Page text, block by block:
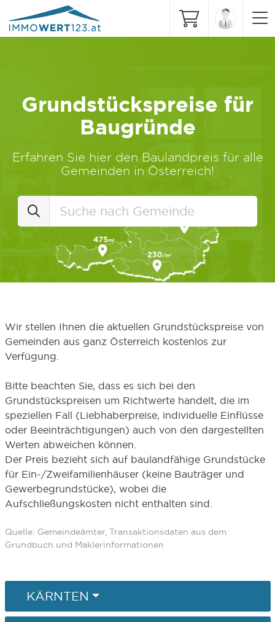
Grundstückspreise für
Baugründe
Erfahren Sie hier den Baulandpreis für alle
Gemeinden in Österreich!
Wir stellen Ihnen die aktuellen Grundstückspreise von
Gemeinden aus ganz Österreich kostenlos zur
Verfügung.
Bitte beachten Sie, dass es sich bei den
Grundstückspreisen um Richtwerte handelt, die im
speziellen Fall (Liebhaberpreise, individuelle Einflüsse
oder Beeinträchtigungen) auch von den dargestellten
Werten abweichen können.
Der Preis bezieht sich auf baulandfähige Grundstücke
für Ein-/Zweifamilienhäuser (keine Bauträger und
Gewerbegrundstücke), wobei die
Aufschließungskosten nicht enthalten sind.
Quelle: Gemeindeämter, Transaktionsdaten aus dem
Grundbuch und Maklerinformationen
KÄRNTEN